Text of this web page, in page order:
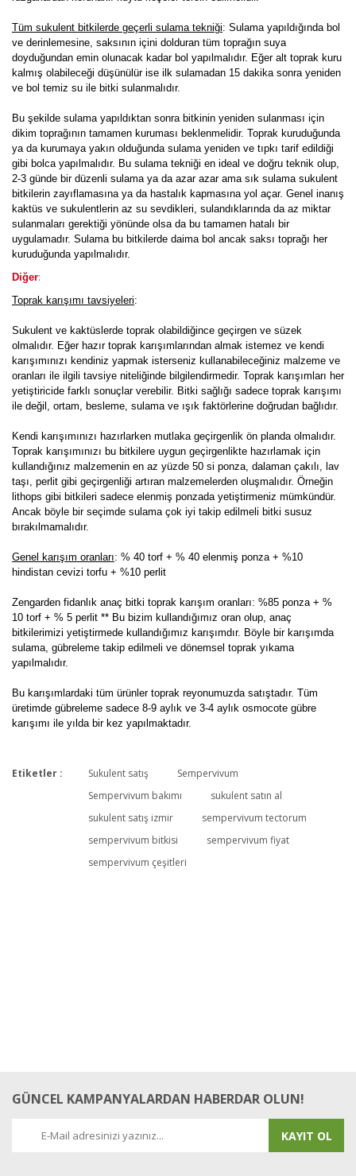
Tüm sukulent bitkilerde geçerli sulama tekniği: Sulama yapıldığında bol
ve derinlemesine, saksının içini dolduran tüm toprağın suya
doyduğundan emin olunacak kadar bol yapılmalıdır. Eğer alt toprak kuru
kalmış olabileceği düşünülür ise ilk sulamadan 15 dakika sonra yeniden
ve bol temiz su ile bitki sulanmalıdır.
Bu şekilde sulama yapıldıktan sonra bitkinin yeniden sulanması için
dikim toprağının tamamen kuruması beklenmelidir. Toprak kuruduğunda
ya da kurumaya yakın olduğunda sulama yeniden ve tıpkı tarif edildiği
gibi bolca yapılmalıdır. Bu sulama tekniği en ideal ve doğru teknik olup,
2-3 günde bir düzenli sulama ya da azar azar ama sık sulama sukulent
bitkilerin zayıflamasına ya da hastalık kapmasına yol açar. Genel inanış
kaktüs ve sukulentlerin az su sevdikleri, sulandıklarında da az miktar
sulanmaları gerektiği yönünde olsa da bu tamamen hatalı bir
uygulamadır. Sulama bu bitkilerde daima bol ancak saksı toprağı her
kuruduğunda yapılmalıdır.
Diğer:
Toprak karışımı tavsiyeleri:
Sukulent ve kaktüslerde toprak olabildiğince geçirgen ve süzek
olmalıdır. Eğer hazır toprak karışımlarından almak istemez ve kendi
karışımınızı kendiniz yapmak isterseniz kullanabileceğiniz malzeme ve
oranları ile ilgili tavsiye niteliğinde bilgilendirmedir. Toprak karışımları her
yetiştiricide farklı sonuçlar verebilir. Bitki sağlığı sadece toprak karışımı
ile değil, ortam, besleme, sulama ve ışık faktörlerine doğrudan bağlıdır.
Kendi karışımınızı hazırlarken mutlaka geçirgenlik ön planda olmalıdır.
Toprak karışımınızı bu bitkilere uygun geçirgenlikte hazırlamak için
kullandığınız malzemenin en az yüzde 50 si ponza, dalaman çakılı, lav
taşı, perlit gibi geçirgenliği artıran malzemelerden oluşmalıdır. Örneğin
lithops gibi bitkileri sadece elenmiş ponzada yetiştirmeniz mümkündür.
Ancak böyle bir seçimde sulama çok iyi takip edilmeli bitki susuz
bırakılmamalıdır.
Genel karışım oranları: % 40 torf + % 40 elenmiş ponza + %10
hindistan cevizi torfu + %10 perlit
Zengarden fidanlık anaç bitki toprak karışım oranları: %85 ponza + %
10 torf + % 5 perlit ** Bu bizim kullandığımız oran olup, anaç
bitkilerimizi yetiştirmede kullandığımız karışımdır. Böyle bir karışımda
sulama, gübreleme takip edilmeli ve dönemsel toprak yıkama
yapılmalıdır.
Bu karışımlardaki tüm ürünler toprak reyonumuzda satıştadır. Tüm
üretimde gübreleme sadece 8-9 aylık ve 3-4 aylık osmocote gübre
karışımı ile yılda bir kez yapılmaktadır.
Bu ürüne ilk yorumu siz yapın!
Yorum Yaz
Etiketler : Sukulent satış
Sempervivum
Sempervivum bakımı
sukulent satın al
sukulent satış izmir
sempervivum tectorum
sempervivum bitkisi
sempervivum fiyat
sempervivum çeşitleri
GÜNCEL KAMPANYALARDAN HABERDAR OLUN!
KAYIT OL